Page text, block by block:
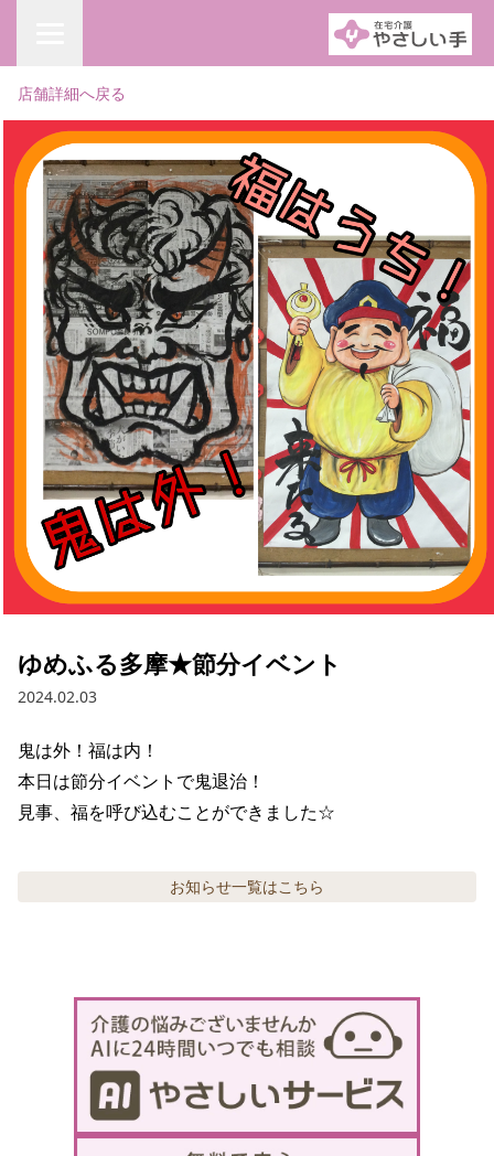
店舗詳細へ戻る
ゆめふる多摩★節分イベント
2024.02.03
鬼は外！福は内！
本日は節分イベントで鬼退治！
見事、福を呼び込むことができました☆
お知らせ一覧はこちら